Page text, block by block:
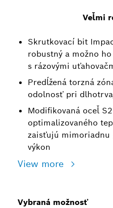
Veľmi
Skrutkovací bit
robustný a možno
s rázovými
Predĺžená torzná
odolnosť pri
Modifikovaná oceľ
optimalizovaného
zaisťujú mimoriadnu
výkon
View more
Vybraná možnosť